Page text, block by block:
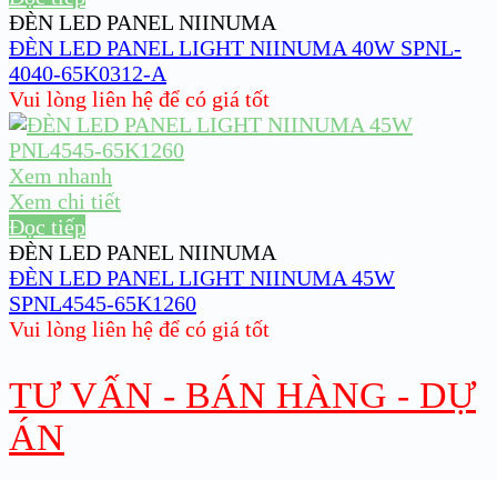
ĐÈN LED PANEL NIINUMA
ĐÈN LED PANEL LIGHT NIINUMA 40W SPNL-
4040-65K0312-A
Vui lòng liên hệ để có giá tốt
Xem nhanh
Xem chi tiết
Đọc tiếp
ĐÈN LED PANEL NIINUMA
ĐÈN LED PANEL LIGHT NIINUMA 45W
SPNL4545-65K1260
Vui lòng liên hệ để có giá tốt
TƯ VẤN - BÁN HÀNG - DỰ
ÁN